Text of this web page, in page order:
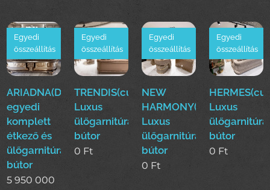
ARIADNA(Duy)Luxus
egyedi
komplett
étkező és
ülőgarnitúra
bútor
Egyedi
összeállítás
5 950 000
TRENDIS(cur)
Luxus
ülőgarnitúra
bútor
Egyedi
összeállítás
0 Ft
NEW
HARMONY(cur)
Luxus
ülőgarnitúra
bútor
Egyedi
összeállítás
0 Ft
Luxus
ülőgarnitúra
bútor
Egyedi
összeállítás
0 Ft